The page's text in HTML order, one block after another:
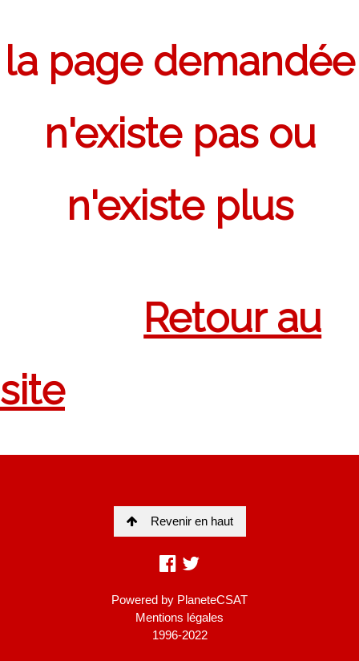
Revenir en haut
Powered by PlaneteCSAT
Mentions légales
1996-2022